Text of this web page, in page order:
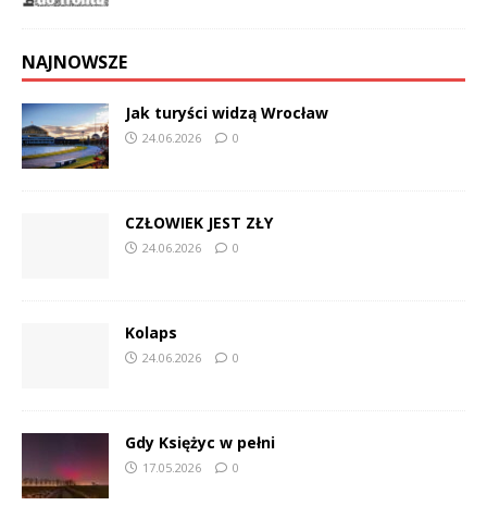
NAJNOWSZE
Jak turyści widzą Wrocław
24.06.2026 0
CZŁOWIEK JEST ZŁY
24.06.2026 0
Kolaps
24.06.2026 0
Gdy Księżyc w pełni
17.05.2026 0